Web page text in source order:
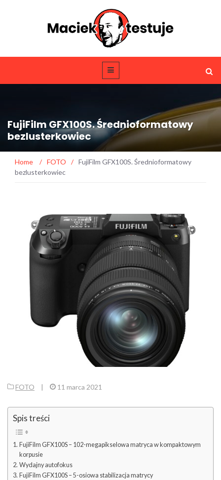
FujiFilm GFX100S. Średnioformatowy
bezlusterkowiec
Home / FOTO / FujiFilm GFX100S. Średnioformatowy
bezlusterkowiec
FOTO | 11 marca 2021
Spis treści
FujiFilm GFX100S – 102-megapikselowa matryca w kompaktowym
korpusie
Wydajny autofokus
FujiFilm GFX100S – 5-osiowa stabilizacja matrycy